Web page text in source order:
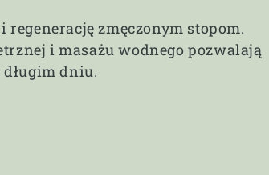
zmęczonym stopom.
i masażu wodnego pozwalają
dniu.